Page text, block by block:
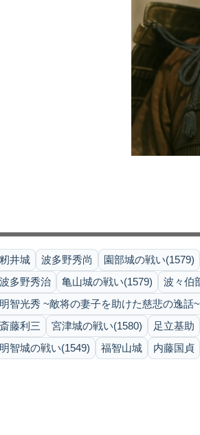
籾井城 波多野秀尚 園部城の戦い(1579)
波多野秀治
亀山城の戦い(1579) 波々伯
明智光秀 ~敵将の妻子を助けた慈悲の逸話~
斎藤利三
宮津城の戦い(1580) 足立基助
明智城の戦い(1549)
福智山城 内藤国貞